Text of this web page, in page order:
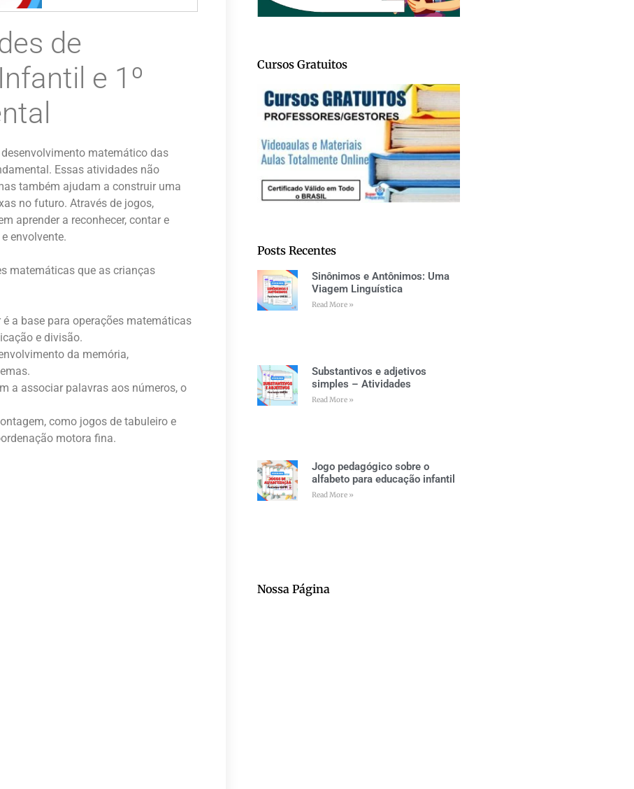
de
e 1º
matemático das
Essas atividades não
também ajudam a construir uma
no futuro. Através de jogos,
aprender a reconhecer, contar e
envolvente.
matemáticas que as crianças
é a base para operações matemáticas
e divisão.
da memória,
a associar palavras aos números, o
como jogos de tabuleiro e
motora fina.
Cursos Gratuitos
Posts Recentes
Sinônimos e Antônimos: Uma
Viagem Linguística
Read More »
Substantivos e adjetivos
simples – Atividades
Read More »
Jogo pedagógico sobre o
alfabeto para educação infantil
Read More »
Nossa Página